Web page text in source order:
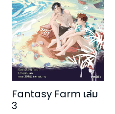
Fantasy Farm เล่ม
3